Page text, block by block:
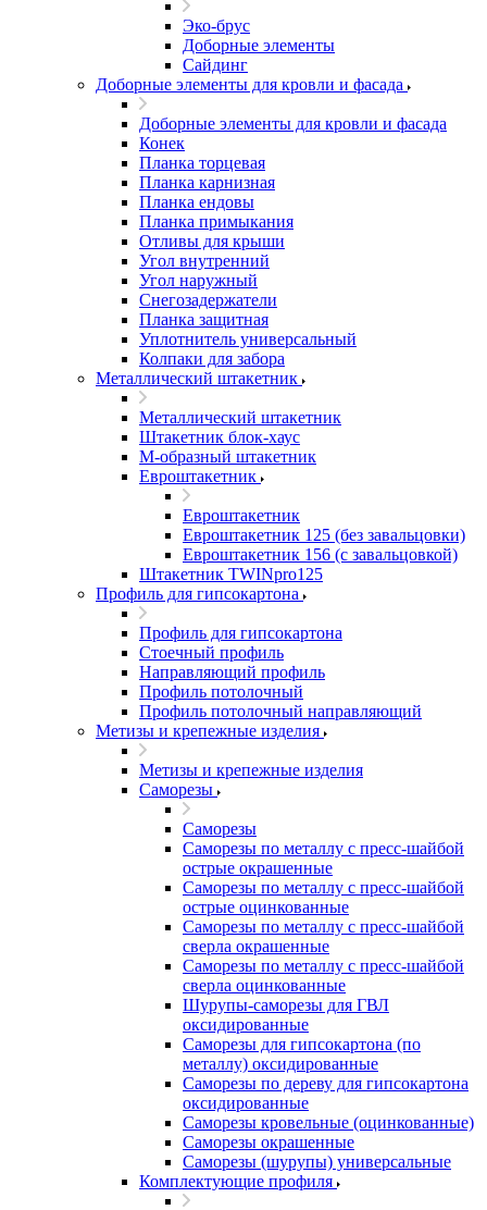
Эко-брус
Доборные элементы
Сайдинг
Доборные элементы для кровли и фасада
Доборные элементы для кровли и фасада
Конек
Планка торцевая
Планка карнизная
Планка ендовы
Планка примыкания
Отливы для крыши
Угол внутренний
Угол наружный
Снегозадержатели
Планка защитная
Уплотнитель универсальный
Колпаки для забора
Металлический штакетник
Металлический штакетник
Штакетник блок-хаус
М-образный штакетник
Евроштакетник
Евроштакетник
Евроштакетник 125 (без завальцовки)
Евроштакетник 156 (с завальцовкой)
Штакетник TWINpro125
Профиль для гипсокартона
Профиль для гипсокартона
Стоечный профиль
Направляющий профиль
Профиль потолочный
Профиль потолочный направляющий
Метизы и крепежные изделия
Метизы и крепежные изделия
Саморезы
Саморезы
Саморезы по металлу с пресс-шайбой
острые окрашенные
Саморезы по металлу с пресс-шайбой
острые оцинкованные
Саморезы по металлу с пресс-шайбой
сверла окрашенные
Саморезы по металлу с пресс-шайбой
сверла оцинкованные
Шурупы-саморезы для ГВЛ
оксидированные
Саморезы для гипсокартона (по
металлу) оксидированные
Саморезы по дереву для гипсокартона
оксидированные
Саморезы кровельные (оцинкованные)
Саморезы окрашенные
Саморезы (шурупы) универсальные
Комплектующие профиля